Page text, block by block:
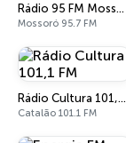
Rádio 95 FM Mossoró
Mossoró 95.7 FM
Rádio Cultura 101,1 FM
Catalão 101.1 FM